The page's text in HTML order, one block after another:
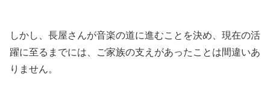
​しかし、長屋さんが音楽の道に進むことを決め、現在の活
躍に至るまでには、ご家族の支えがあったことは間違いあ
りません。